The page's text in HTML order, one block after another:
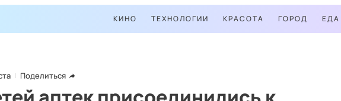
КИНО ТЕХНОЛОГИИ КРАСОТА ГОРОД ЕДА
Поделиться